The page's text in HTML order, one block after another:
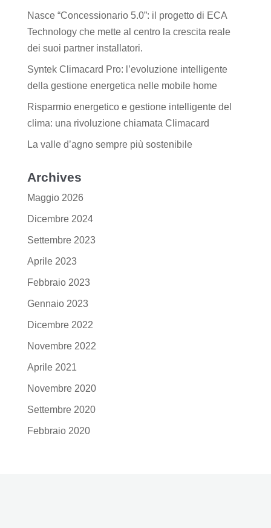
Nasce “Concessionario 5.0”: il progetto di ECA
Technology che mette al centro la crescita reale
dei suoi partner installatori.
Syntek Climacard Pro: l’evoluzione intelligente
della gestione energetica nelle mobile home
Risparmio energetico e gestione intelligente del
clima: una rivoluzione chiamata Climacard
La valle d’agno sempre più sostenibile
Archives
Maggio 2026
Dicembre 2024
Settembre 2023
Aprile 2023
Febbraio 2023
Gennaio 2023
Dicembre 2022
Novembre 2022
Aprile 2021
Novembre 2020
Settembre 2020
Febbraio 2020